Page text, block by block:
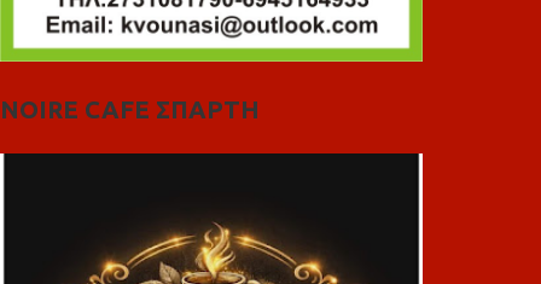
NOIRE CAFE ΣΠΑΡΤΗ